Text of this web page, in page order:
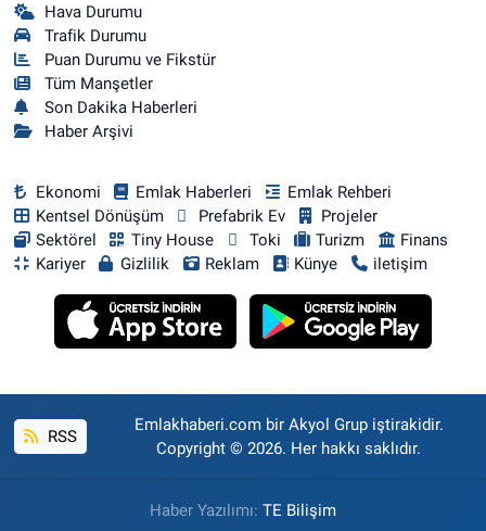
Hava Durumu
Trafik Durumu
Puan Durumu ve Fikstür
Tüm Manşetler
Son Dakika Haberleri
Haber Arşivi
Ekonomi Emlak Haberleri
Emlak Rehberi
Kentsel Dönüşüm
Prefabrik Ev
Projeler
Sektörel
Tiny House Toki Turizm
Finans
Kariyer
Gizlilik Reklam Künye iletişim
RSS
Emlakhaberi.com bir Akyol Grup iştirakidir.
Copyright © 2026. Her hakkı saklıdır.
Haber Yazılımı: TE Bilişim